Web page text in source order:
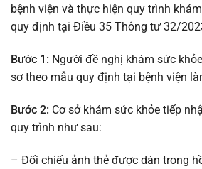
bệnh viện và thực hiện quy trình
quy định tại Điều 35 Thông tư 32/
Bước 1: Người đề nghị khám sức
sơ theo mẫu quy định tại bệnh viện
Bước 2: Cơ sở khám sức khỏe tiếp
quy trình như sau:
– Đối chiếu ảnh thẻ được dán trong